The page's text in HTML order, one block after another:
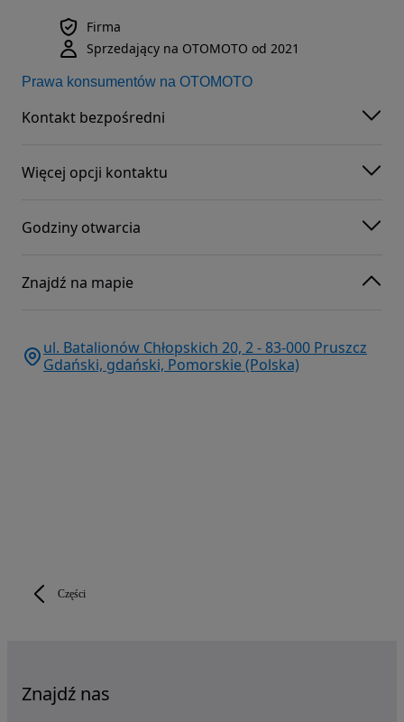
Części
Firma
Sprzedający na OTOMOTO od 2021
Prawa konsumentów na OTOMOTO
Kontakt bezpośredni
Więcej opcji kontaktu
Godziny otwarcia
Znajdź na mapie
ul. Batalionów Chłopskich 20, 2 - 83-000 Pruszcz
Gdański, gdański, Pomorskie (Polska)
Znajdź nas